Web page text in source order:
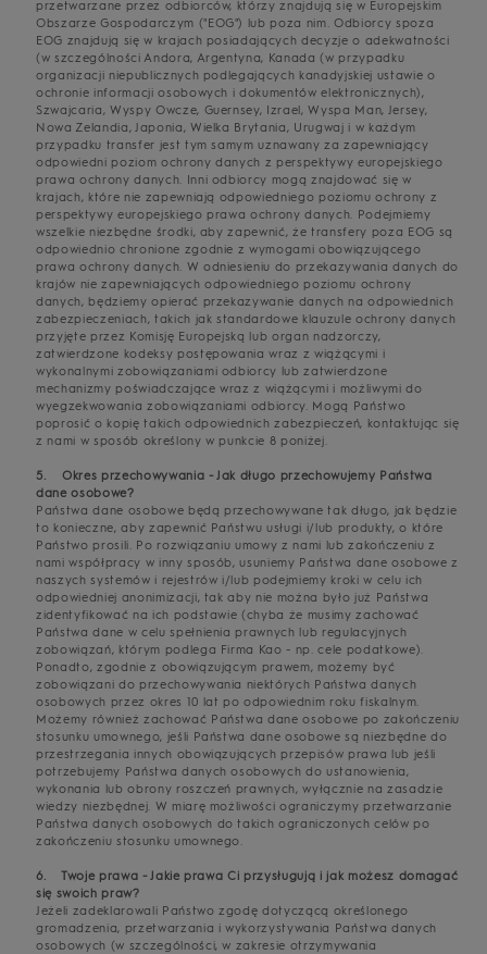
przetwarzane przez odbiorców, którzy znajdują się w Europejskim
Obszarze Gospodarczym ("EOG") lub poza nim. Odbiorcy spoza
EOG znajdują się w krajach posiadających decyzje o adekwatności
(w szczególności Andora, Argentyna, Kanada (w przypadku
organizacji niepublicznych podlegających kanadyjskiej ustawie o
ochronie informacji osobowych i dokumentów elektronicznych),
Szwajcaria, Wyspy Owcze, Guernsey, Izrael, Wyspa Man, Jersey,
Nowa Zelandia, Japonia, Wielka Brytania, Urugwaj i w każdym
przypadku transfer jest tym samym uznawany za zapewniający
odpowiedni poziom ochrony danych z perspektywy europejskiego
prawa ochrony danych. Inni odbiorcy mogą znajdować się w
krajach, które nie zapewniają odpowiedniego poziomu ochrony z
perspektywy europejskiego prawa ochrony danych. Podejmiemy
wszelkie niezbędne środki, aby zapewnić, że transfery poza EOG są
odpowiednio chronione zgodnie z wymogami obowiązującego
prawa ochrony danych. W odniesieniu do przekazywania danych do
krajów nie zapewniających odpowiedniego poziomu ochrony
danych, będziemy opierać przekazywanie danych na odpowiednich
zabezpieczeniach, takich jak standardowe klauzule ochrony danych
przyjęte przez Komisję Europejską lub organ nadzorczy,
zatwierdzone kodeksy postępowania wraz z wiążącymi i
wykonalnymi zobowiązaniami odbiorcy lub zatwierdzone
mechanizmy poświadczające wraz z wiążącymi i możliwymi do
wyegzekwowania zobowiązaniami odbiorcy. Mogą Państwo
poprosić o kopię takich odpowiednich zabezpieczeń, kontaktując się
z nami w sposób określony w punkcie 8 poniżej.
5. Okres przechowywania - Jak długo przechowujemy Państwa
dane osobowe?
Państwa dane osobowe będą przechowywane tak długo, jak będzie
to konieczne, aby zapewnić Państwu usługi i/lub produkty, o które
Państwo prosili. Po rozwiązaniu umowy z nami lub zakończeniu z
nami współpracy w inny sposób, usuniemy Państwa dane osobowe z
naszych systemów i rejestrów i/lub podejmiemy kroki w celu ich
odpowiedniej anonimizacji, tak aby nie można było już Państwa
zidentyfikować na ich podstawie (chyba że musimy zachować
Państwa dane w celu spełnienia prawnych lub regulacyjnych
zobowiązań, którym podlega Firma Kao - np. cele podatkowe).
Ponadto, zgodnie z obowiązującym prawem, możemy być
zobowiązani do przechowywania niektórych Państwa danych
osobowych przez okres 10 lat po odpowiednim roku fiskalnym.
Możemy również zachować Państwa dane osobowe po zakończeniu
stosunku umownego, jeśli Państwa dane osobowe są niezbędne do
przestrzegania innych obowiązujących przepisów prawa lub jeśli
potrzebujemy Państwa danych osobowych do ustanowienia,
wykonania lub obrony roszczeń prawnych, wyłącznie na zasadzie
wiedzy niezbędnej. W miarę możliwości ograniczymy przetwarzanie
Państwa danych osobowych do takich ograniczonych celów po
zakończeniu stosunku umownego.
6. Twoje prawa - Jakie prawa Ci przysługują i jak możesz domagać
się swoich praw?
Jeżeli zadeklarowali Państwo zgodę dotyczącą określonego
gromadzenia, przetwarzania i wykorzystywania Państwa danych
osobowych (w szczególności, w zakresie otrzymywania